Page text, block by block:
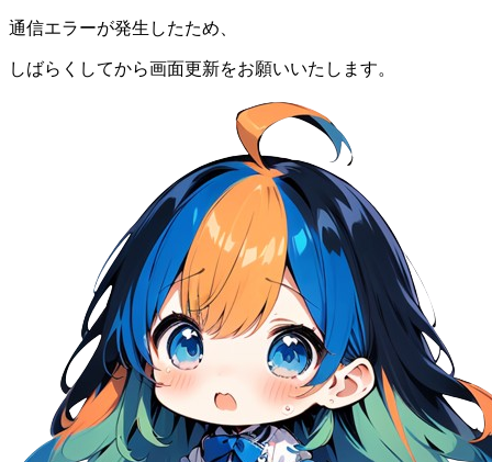
通信エラーが発生したため、
しばらくしてから画面更新をお願いいたします。